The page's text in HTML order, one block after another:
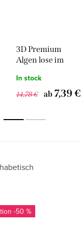
3D Premium
Algen lose im
Stk
In stock
14,78 € ab 7,39 €
-50 %